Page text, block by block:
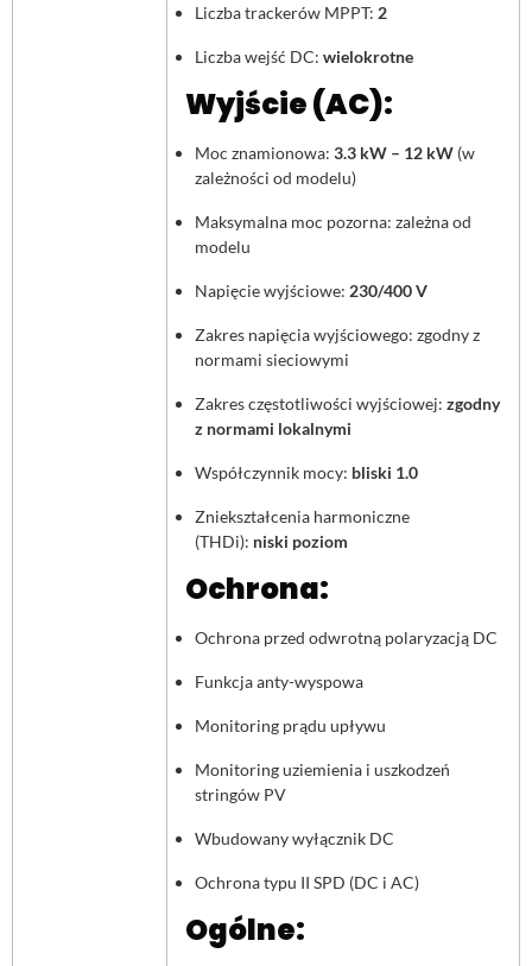
Liczba trackerów MPPT: 2
Liczba wejść DC: wielokrotne
Wyjście (AC):
Moc znamionowa: 3.3 kW – 12 kW (w
zależności od modelu)
Maksymalna moc pozorna: zależna od
modelu
Napięcie wyjściowe: 230/400 V
Zakres napięcia wyjściowego: zgodny z
normami sieciowymi
Zakres częstotliwości wyjściowej: zgodny
z normami lokalnymi
Współczynnik mocy: bliski 1.0
Zniekształcenia harmoniczne
(THDi): niski poziom
Ochrona:
Ochrona przed odwrotną polaryzacją DC
Funkcja anty-wyspowa
Monitoring prądu upływu
Monitoring uziemienia i uszkodzeń
stringów PV
Wbudowany wyłącznik DC
Ochrona typu II SPD (DC i AC)
Ogólne: